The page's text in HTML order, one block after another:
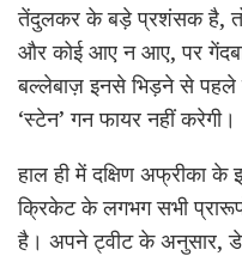
तेंदुलकर के बड़े प्रशंसक है, तो
और कोई आए न आए, पर
बल्लेबाज़ इनसे भिड़ने से
‘स्टेन’ गन फायर नहीं करेगी।
हाल ही में दक्षिण अफ्रीका
क्रिकेट के लगभग सभी
है। अपने ट्वीट के अनुसार,